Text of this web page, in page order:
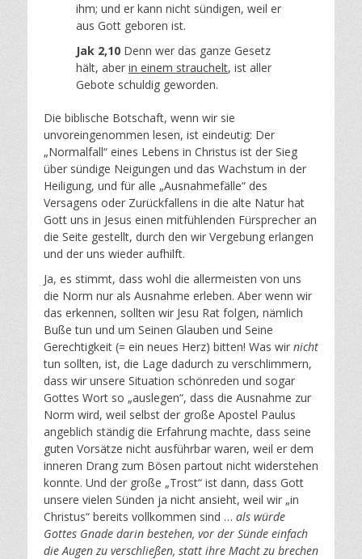
ihm; und er kann nicht sündigen, weil er
aus Gott geboren ist.
Jak 2,10 Denn wer das ganze Gesetz
hält, aber in einem strauchelt, ist aller
Gebote schuldig geworden.
Die biblische Botschaft, wenn wir sie
unvoreingenommen lesen, ist eindeutig: Der
„Normalfall“ eines Lebens in Christus ist der Sieg
über sündige Neigungen und das Wachstum in der
Heiligung, und für alle „Ausnahmefälle“ des
Versagens oder Zurückfallens in die alte Natur hat
Gott uns in Jesus einen mitfühlenden Fürsprecher an
die Seite gestellt, durch den wir Vergebung erlangen
und der uns wieder aufhilft.
Ja, es stimmt, dass wohl die allermeisten von uns
die Norm nur als Ausnahme erleben. Aber wenn wir
das erkennen, sollten wir Jesu Rat folgen, nämlich
Buße tun und um Seinen Glauben und Seine
Gerechtigkeit (= ein neues Herz) bitten! Was wir nicht
tun sollten, ist, die Lage dadurch zu verschlimmern,
dass wir unsere Situation schönreden und sogar
Gottes Wort so „auslegen“, dass die Ausnahme zur
Norm wird, weil selbst der große Apostel Paulus
angeblich ständig die Erfahrung machte, dass seine
guten Vorsätze nicht ausführbar waren, weil er dem
inneren Drang zum Bösen partout nicht widerstehen
konnte. Und der große „Trost“ ist dann, dass Gott
unsere vielen Sünden ja nicht ansieht, weil wir „in
Christus“ bereits vollkommen sind … als würde
Gottes Gnade darin bestehen, vor der Sünde einfach
die Augen zu verschließen, statt ihre Macht zu brechen